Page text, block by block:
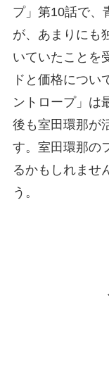
プ」第10話で、
が、あまりにも
いていたことを
ドと価格につい
ントロープ」は
後も室田環那が
す。室田環那の
るかもしれませ
う。